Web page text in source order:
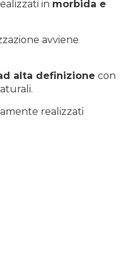
in morbida e
avviene
alta definizione con
realizzati